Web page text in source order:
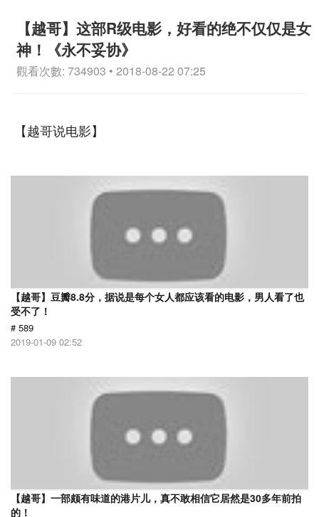
【越哥】这部R级电影，好看的绝不仅仅是女
神！《永不妥协》
觀看次數: 734903 • 2018-08-22 07:25
【越哥说电影】
【越哥】豆瓣8.8分，据说是每个女人都应该看的电影，男人看了也
受不了！
# 589
2019-01-09 02:52
【越哥】一部颇有味道的港片儿，真不敢相信它居然是30多年前拍
的！